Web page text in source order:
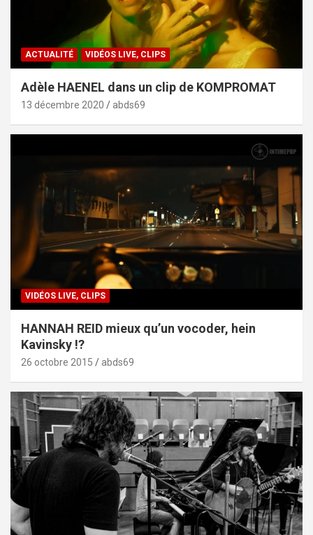
ACTUALITÉ VIDÉOS LIVE, CLIPS
Adèle HAENEL dans un clip de KOMPROMAT
13 décembre 2020 abds69
VIDÉOS LIVE, CLIPS
HANNAH REID mieux qu’un vocoder, hein
Kavinsky !?
26 octobre 2015 abds69